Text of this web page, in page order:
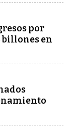
por
billones en